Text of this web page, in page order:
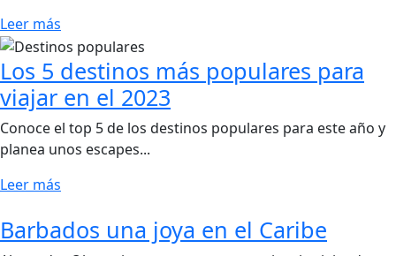
Leer más
Los 5 destinos más populares para
viajar en el 2023
Conoce el top 5 de los destinos populares para este año y
planea unos escapes...
Leer más
Barbados una joya en el Caribe